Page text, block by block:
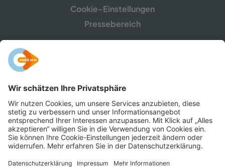
Cookie-Einstellungen
Pressebereich
mobil.nrw ist eine Gemeinschaftskampagne des
Ministeriums für Umwelt, Naturschutz und Verkehr
Zweckverbände, Verkehrsverbünde und -​